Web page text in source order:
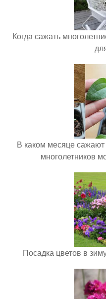
Когда сажать
В каком месяце
многолетников
Посадка цветов в